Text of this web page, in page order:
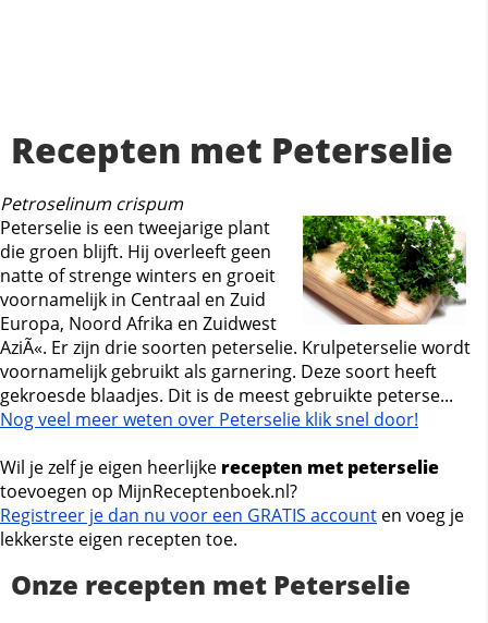
Recepten met Peterselie
Petroselinum crispum
Peterselie is een tweejarige plant
die groen blijft. Hij overleeft geen
natte of strenge winters en groeit
voornamelijk in Centraal en Zuid
Europa, Noord Afrika en Zuidwest
AziÃ«. Er zijn drie soorten peterselie. Krulpeterselie wordt
voornamelijk gebruikt als garnering. Deze soort heeft
gekroesde blaadjes. Dit is de meest gebruikte peterse...
Nog veel meer weten over Peterselie klik snel door!
Wil je zelf je eigen heerlijke recepten met peterselie
toevoegen op MijnReceptenboek.nl?
Registreer je dan nu voor een GRATIS account en voeg je
lekkerste eigen recepten toe.
Onze recepten met Peterselie